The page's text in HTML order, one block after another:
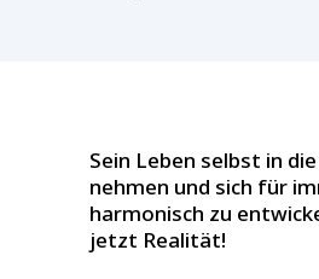
Sein Leben selbst in
nehmen und sich für
harmonisch zu
jetzt Realität!